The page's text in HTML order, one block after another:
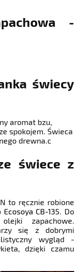
-
świecy
aromat bzu,
spokojem. Świeca
drewna.c
świece z
to ręcznie robione
Ecosoya CB-135. Do
zapachowe.
się z dobrymi
wygląd -
dzięki czamu